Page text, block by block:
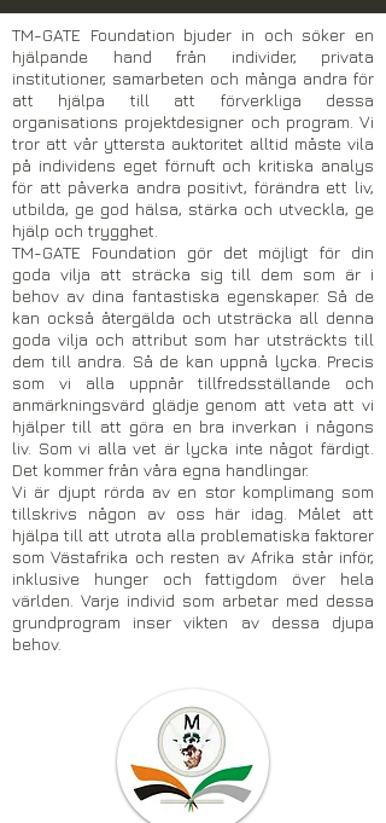
TM-GATE Foundation bjuder in och söker en
hjälpande hand från individer, privata
institutioner, samarbeten och många andra för
att hjälpa till att förverkliga dessa
organisations projektdesigner och program. Vi
tror att vår yttersta auktoritet alltid måste vila
på individens eget förnuft och kritiska analys
för att påverka andra positivt, förändra ett liv,
utbilda, ge god hälsa, stärka och utveckla, ge
hjälp och trygghet.
TM-GATE Foundation gör det möjligt för din
goda vilja att sträcka sig till dem som är i
behov av dina fantastiska egenskaper. Så de
kan också återgälda och utsträcka all denna
goda vilja och attribut som har utsträckts till
dem till andra. Så de kan uppnå lycka. Precis
som vi alla uppnår tillfredsställande och
anmärkningsvärd glädje genom att veta att vi
hjälper till att göra en bra inverkan i någons
liv. Som vi alla vet är lycka inte något färdigt.
Det kommer från våra egna handlingar.
Vi är djupt rörda av en stor komplimang som
tillskrivs någon av oss här idag. Målet att
hjälpa till att utrota alla problematiska faktorer
som Västafrika och resten av Afrika står inför,
inklusive hunger och fattigdom över hela
världen. Varje individ som arbetar med dessa
grundprogram inser vikten av dessa djupa
behov.